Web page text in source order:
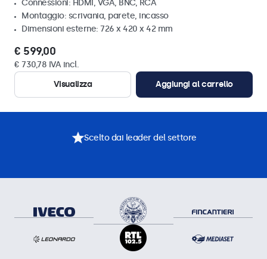
Connessioni: HDMI, VGA, BNC, RCA
Montaggio: scrivania, parete, incasso
Dimensioni esterne: 726 x 420 x 42 mm
€ 599,00
€ 730,78 IVA incl.
Visualizza
Aggiungi al carrello
Scelto dai leader del settore